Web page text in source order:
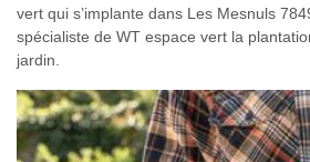
vert qui s’implante dans Les Mesnuls
spécialiste de WT espace vert la
jardin.